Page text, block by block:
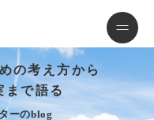
の考え方から
まで語る
ーのblog